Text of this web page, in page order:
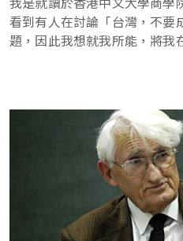
看到有人在討論「台灣，不
題，因此我想就我所能，將我